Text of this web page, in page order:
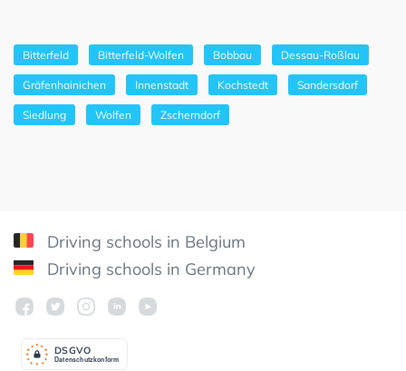
Bitterfeld Bitterfeld-Wolfen Bobbau Dessau-Roßlau
Gräfenhainichen Innenstadt Kochstedt Sandersdorf
Siedlung Wolfen Zscherndorf
Driving schools in Belgium
Driving schools in Germany
Datenschutzkonform
DSGVO